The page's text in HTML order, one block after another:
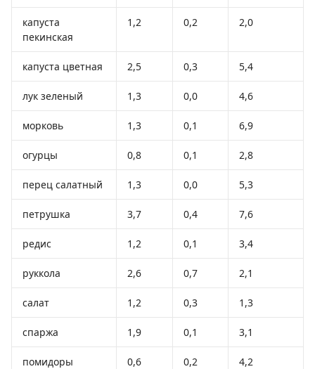
капуста
пекинская
1,2 0,2 2,0
капуста цветная 2,5 0,3 5,4
лук зеленый 1,3 0,0 4,6
морковь 1,3 0,1 6,9
огурцы 0,8 0,1 2,8
перец салатный 1,3 0,0 5,3
петрушка 3,7 0,4 7,6
редис 1,2 0,1 3,4
руккола 2,6 0,7 2,1
салат 1,2 0,3 1,3
спаржа 1,9 0,1 3,1
помидоры 0,6 0,2 4,2